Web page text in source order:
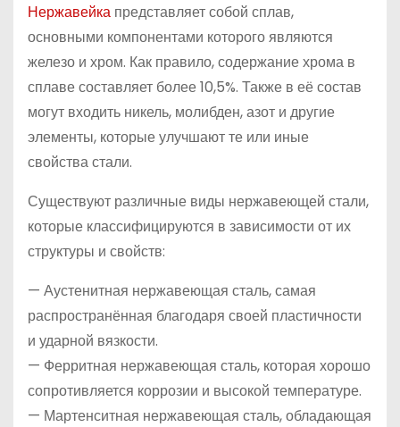
Нержавейка представляет собой сплав,
основными компонентами которого являются
железо и хром. Как правило, содержание хрома в
сплаве составляет более 10,5%. Также в её состав
могут входить никель, молибден, азот и другие
элементы, которые улучшают те или иные
свойства стали.
Существуют различные виды нержавеющей стали,
которые классифицируются в зависимости от их
структуры и свойств:
— Аустенитная нержавеющая сталь, самая
распространённая благодаря своей пластичности
и ударной вязкости.
— Ферритная нержавеющая сталь, которая хорошо
сопротивляется коррозии и высокой температуре.
— Мартенситная нержавеющая сталь, обладающая